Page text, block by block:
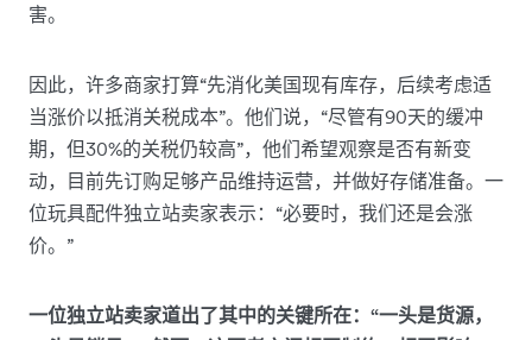
害。
因此，许多商家打算“先消化美国现有库存，后续考虑适
当涨价以抵消关税成本”。他们说，“尽管有90天的缓冲
期，但30%的关税仍较高”，他们希望观察是否有新变
动，目前先订购足够产品维持运营，并做好存储准备。一
位玩具配件独立站卖家表示：“必要时，我们还是会涨
价。”
一位独立站卖家道出了其中的关键所在：“一头是货源，